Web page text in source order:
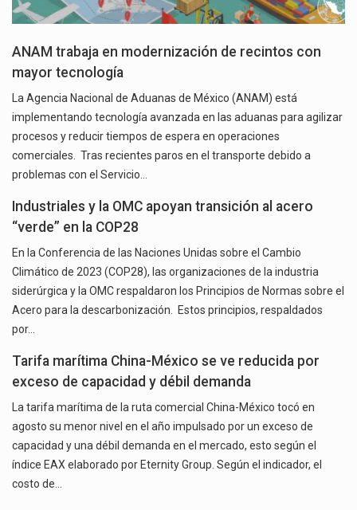
ANAM trabaja en modernización de recintos con
mayor tecnología
La Agencia Nacional de Aduanas de México (ANAM) está
implementando tecnología avanzada en las aduanas para agilizar
procesos y reducir tiempos de espera en operaciones
comerciales. Tras recientes paros en el transporte debido a
problemas con el Servicio…
Industriales y la OMC apoyan transición al acero
“verde” en la COP28
En la Conferencia de las Naciones Unidas sobre el Cambio
Climático de 2023 (COP28), las organizaciones de la industria
siderúrgica y la OMC respaldaron los Principios de Normas sobre el
Acero para la descarbonización. Estos principios, respaldados
por…
Tarifa marítima China-México se ve reducida por
exceso de capacidad y débil demanda
La tarifa marítima de la ruta comercial China-México tocó en
agosto su menor nivel en el año impulsado por un exceso de
capacidad y una débil demanda en el mercado, esto según el
índice EAX elaborado por Eternity Group. Según el indicador, el
costo de…